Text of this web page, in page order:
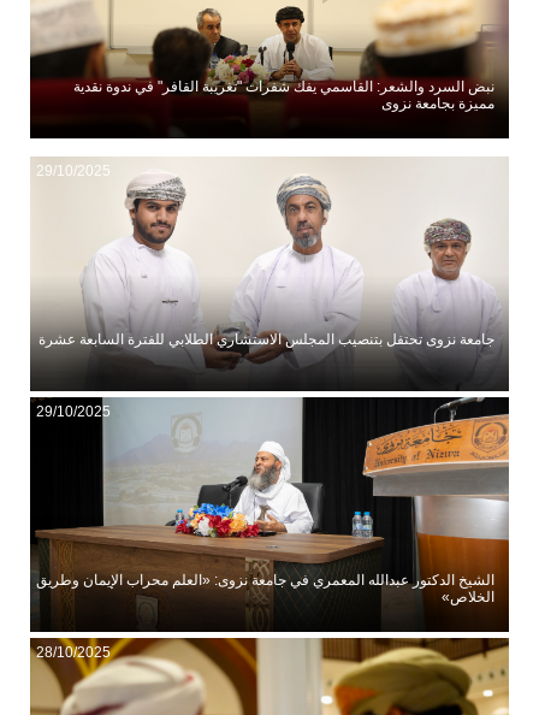
نبض السرد والشعر: القاسمي يفك شفرات "تغريبة القافر" في ندوة نقدية
مميزة بجامعة نزوى
29/10/2025
جامعة نزوى تحتفل بتنصيب المجلس الاستشاري الطلابي للفترة السابعة عشرة
29/10/2025
الشيخ الدكتور عبدالله المعمري في جامعة نزوى: «العلم محراب الإيمان وطريق
الخلاص»
28/10/2025